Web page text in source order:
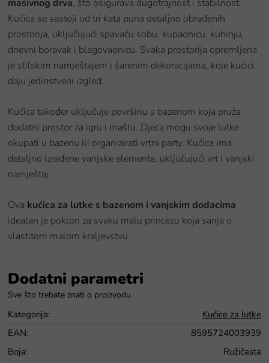
masivnog drva, što osigurava dugotrajnost i stabilnost.
Kućica se sastoji od tri kata puna detaljno obrađenih
prostorija, uključujući spavaću sobu, kupaonicu, kuhinju,
dnevni boravak i blagovaonicu. Svaka prostorija opremljena
je stilskim namještajem i šarenim dekoracijama, koje kućici
daju jedinstveni izgled.
Kućica također uključuje površinu s bazenom koja pruža
dodatni prostor za igru i maštu. Djeca mogu svoje lutke
okupati u bazenu ili organizirati vrtni party. Kućica ima
detaljno izrađene vanjske elemente, uključujući vrt i vanjski
namještaj.
Ova kućica za lutke s bazenom i vanjskim dodacima
idealan je poklon za svaku malu princezu koja sanja o
vlastitom malom kraljevstvu.
Dodatni parametri
Kategorija:
Kućice za lutke
EAN:
8595724003939
Boja:
Ružičasta